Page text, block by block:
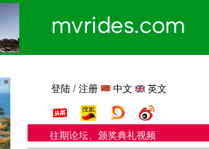
登陆 /注册 中文 英文
往期论坛、颁奖典礼视频